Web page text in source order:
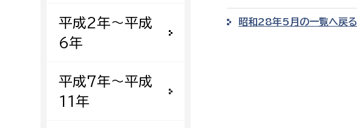
水道整備課
下水道整備課
浄水管理課
保健給食課
農業委員会事務局
平成2年〜平成
6年
平成7年〜平成
11年
昭和28年5月の一覧へ戻る